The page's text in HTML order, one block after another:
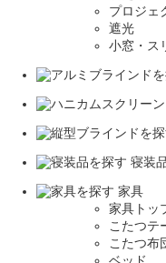
プロジェ
遮光
小窓・ス
寝装
家具
家具トッ
こたつテ
こたつ布